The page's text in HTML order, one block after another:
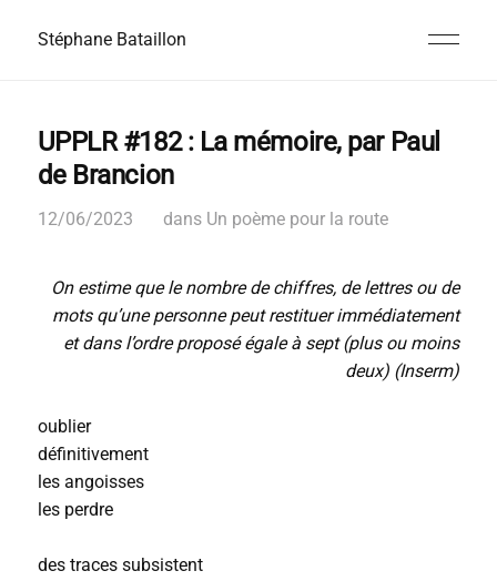
Stéphane Bataillon
UPPLR #182 : La mémoire, par Paul
de Brancion
12/06/2023 dans Un poème pour la route
On estime que le nombre de chiffres, de lettres ou de
mots qu’une personne peut restituer immédiatement
et dans l’ordre proposé égale à sept (plus ou moins
deux) (Inserm)
oublier
définitivement
les angoisses
les perdre
des traces subsistent